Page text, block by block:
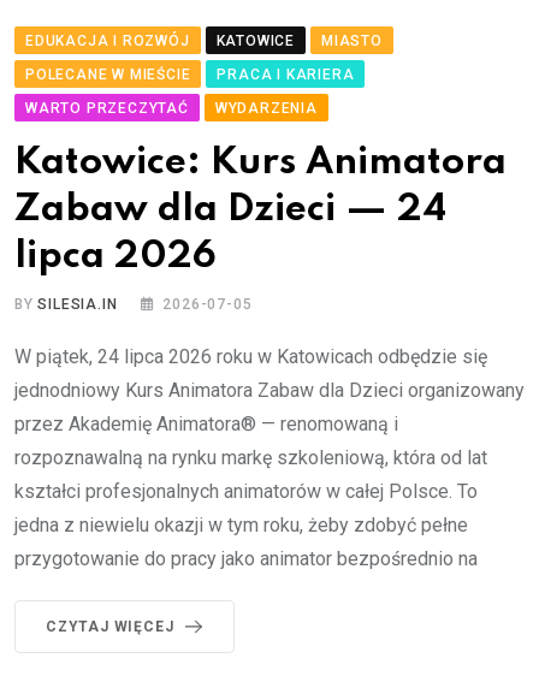
EDUKACJA I ROZWÓJ KATOWICE
MIASTO
POLECANE W MIEŚCIE
PRACA I KARIERA
WARTO PRZECZYTAĆ
WYDARZENIA
Katowice: Kurs Animatora
Zabaw dla Dzieci — 24
lipca 2026
BYSILESIA.IN 2026-07-05
W piątek, 24 lipca 2026 roku w Katowicach odbędzie się
jednodniowy Kurs Animatora Zabaw dla Dzieci organizowany
przez Akademię Animatora® — renomowaną i
rozpoznawalną na rynku markę szkoleniową, która od lat
kształci profesjonalnych animatorów w całej Polsce. To
jedna z niewielu okazji w tym roku, żeby zdobyć pełne
przygotowanie do pracy jako animator bezpośrednio na
CZYTAJ WIĘCEJ